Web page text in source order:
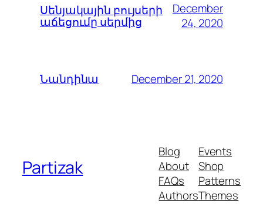
Սենյակային բույսերի
աճեցումը սերմից
December
24, 2020
Նանդինա December 21, 2020
Partizak
Blog
About
FAQs
Authors
Events
Shop
Patterns
Themes